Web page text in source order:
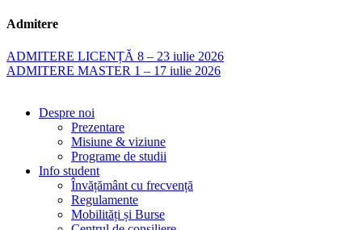
Admitere
ADMITERE LICENȚĂ 8 – 23 iulie 2026
ADMITERE MASTER 1 – 17 iulie 2026
Despre noi
Prezentare
Misiune & viziune
Programe de studii
Info student
Învățământ cu frecvență
Regulamente
Mobilități și Burse